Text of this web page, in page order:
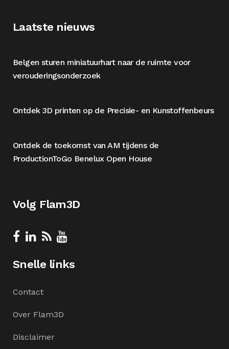
Laatste nieuws
Belgen sturen miniatuurhart naar de ruimte voor
verouderingsonderzoek
Ontdek 3D printen op de Precisie- en Kunstoffenbeurs
Ontdek de toekomst van AM tijdens de
ProductionToGo Benelux Open House
Volg Flam3D
Snelle links
Contact
Over Flam3D
Disclaimer